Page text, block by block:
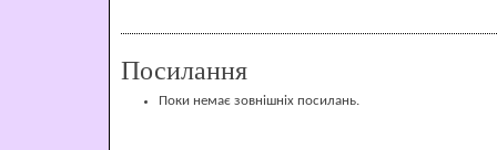
Посилання
Поки немає зовнішніх посилань.